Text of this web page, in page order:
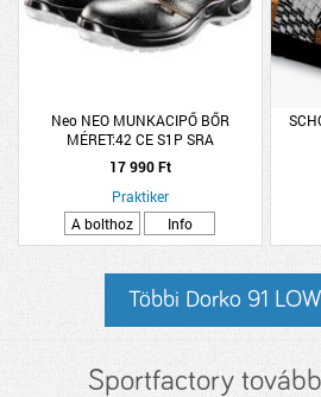
Neo NEO MUNKACIPŐ BŐR
MÉRET:42 CE S1P SRA
17 990 Ft
Praktiker
A bolthoz
Info
Többi Dorko 91
Sportfactory